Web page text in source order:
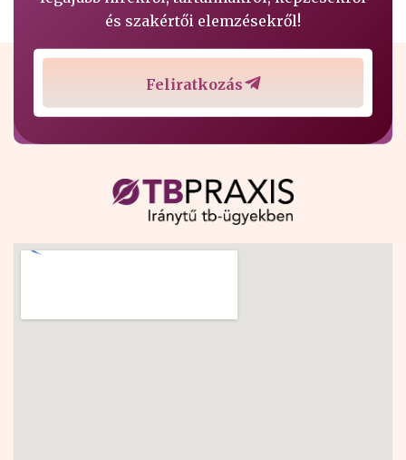
és szakértői elemzésekről!
Feliratkozás